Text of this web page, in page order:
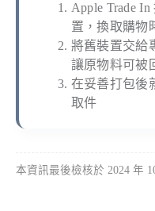
Apple Trade
置，換取購物
將舊裝置交給
讓原物料可被
在妥善打包後
取件
本資訊最後檢核於 2024 年